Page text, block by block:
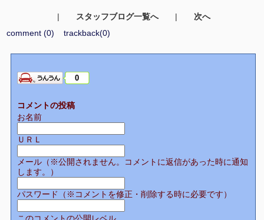
| スタッフブログ一覧へ |
次へ
comment (0)
trackback(0)
0
コメントの投稿
お名前
ＵＲＬ
メール（※公開されません。コメントに返信があった時に通知
します。）
パスワード（※コメントを修正・削除する時に必要です）